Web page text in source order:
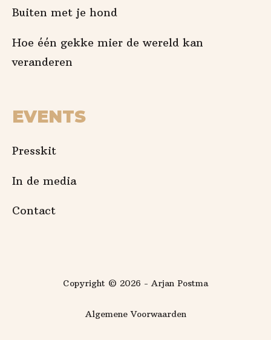
Buiten met je hond
Hoe één gekke mier de wereld kan
veranderen
EVENTS
Presskit
In de media
Contact
Copyright © 2026 - Arjan Postma
Algemene Voorwaarden